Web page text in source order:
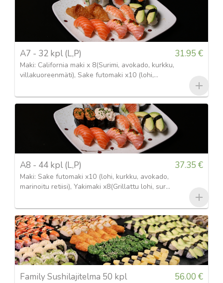
A7 - 32 kpl (L,P)
Maki: California maki x 8(Surimi, avokado, kurkku,
villakuoreenmäti), Sake futomaki x10 (lohi,
grillattu lohi x4, katkarapu x2, tofu x2 Gunkan:
Tonnikala ja majonessi x2,
31.95 €
A8 - 44 kpl (L,P)
Maki: Sake futomaki x10 (lohi, kurkku, avokado,
marinoitu retiisi), Yakimaki x8(Grillattu lohi, surmi,
Lohi x4, grillattu lohi x4, avocado x3, Ebi x3
Gunkan: Tonnikala ja mojoneesi x2 Grillattu lohi
x2
37.35 €
Family Sushilajitelma 50 kpl 56.00 €